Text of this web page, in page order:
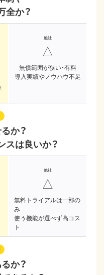
全か？
△
無償範囲が狭い・有料
導入実績やノウハウ不足
か？
スは良いか？
△
無料トライアルは一部の
み
使う機能が選べず高コス
ト
か？